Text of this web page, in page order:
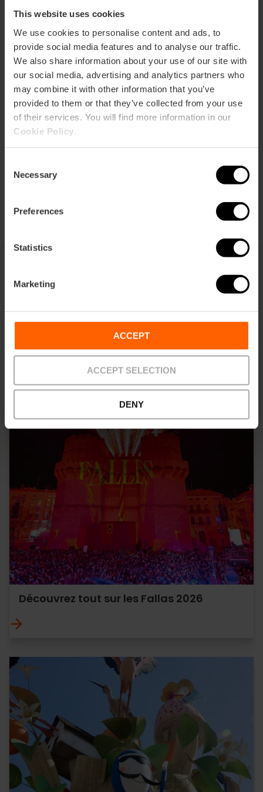
This website uses cookies
We use cookies to personalise content and ads, to
provide social media features and to analyse our traffic.
We also share information about your use of our site with
our social media, advertising and analytics partners who
may combine it with other information that you’ve
provided to them or that they’ve collected from your use
of their services. You will find more information in our
Cookie Policy
Selection
Necessary
Preferences
Statistics
Marketing
ACCEPT
ACCEPT SELECTION
DENY
Comment s'y rendre
VOUS POUVEZ AUSSI ÊTRE
INTÉRESSÉ
Découvrez tout sur les Fallas 2026